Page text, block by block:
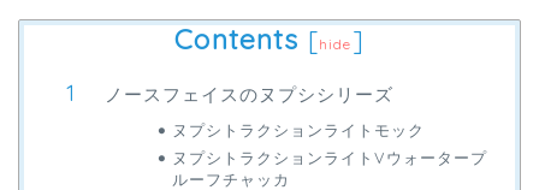
Contents [hide ]
ノースフェイスのヌプシシリーズ
ヌプシトラクションライトモック
ヌプシトラクションライトVウォータープ
ルーフチャッカ